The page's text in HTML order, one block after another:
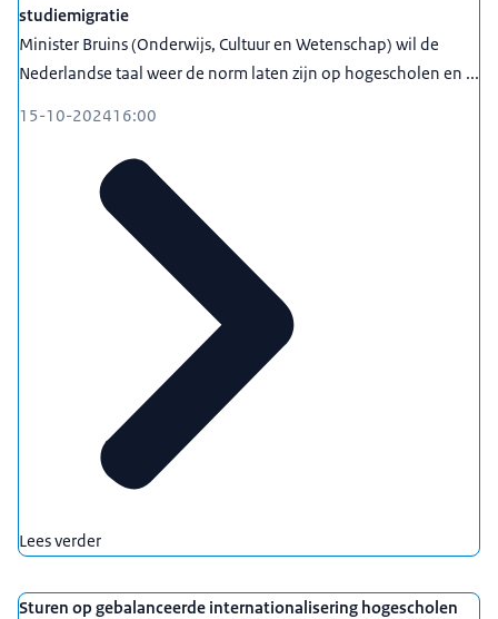
studiemigratie
Minister Bruins (Onderwijs, Cultuur en Wetenschap) wil de
Nederlandse taal weer de norm laten zijn op hogescholen en ...
15-10-202416:00
Lees verder
Sturen op gebalanceerde internationalisering hogescholen